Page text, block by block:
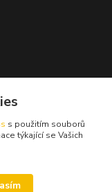
s použitím souborů
týkající se Vašich